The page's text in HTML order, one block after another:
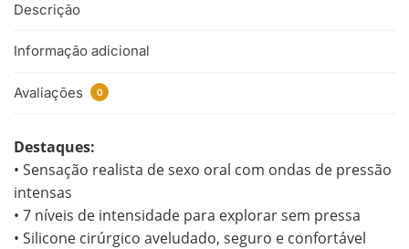
Descrição
Informação adicional
Avaliações 0
Destaques:
• Sensação realista de sexo oral com ondas de pressão
intensas
• 7 níveis de intensidade para explorar sem pressa
• Silicone cirúrgico aveludado, seguro e confortável